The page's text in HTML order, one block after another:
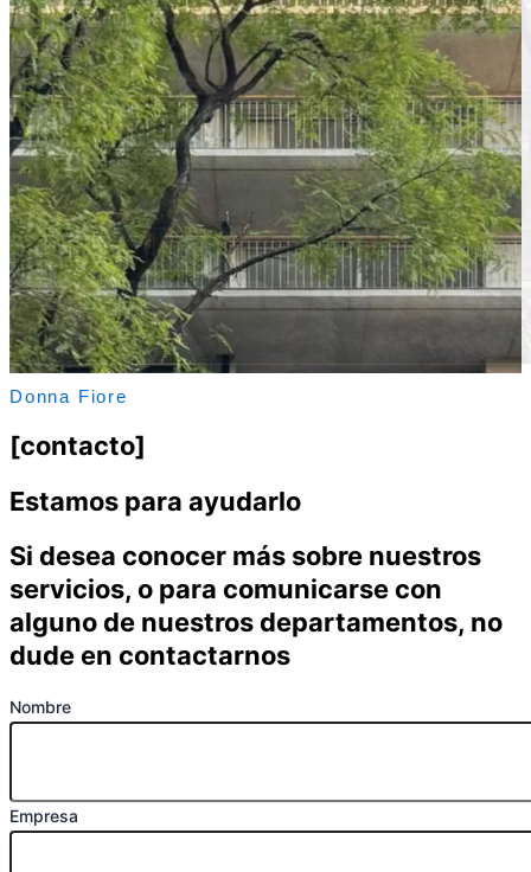
Donna Fiore
[contacto]
Estamos para ayudarlo
Si desea conocer más sobre nuestros
servicios, o para comunicarse con
alguno de nuestros departamentos, no
dude en contactarnos
Nombre
Empresa